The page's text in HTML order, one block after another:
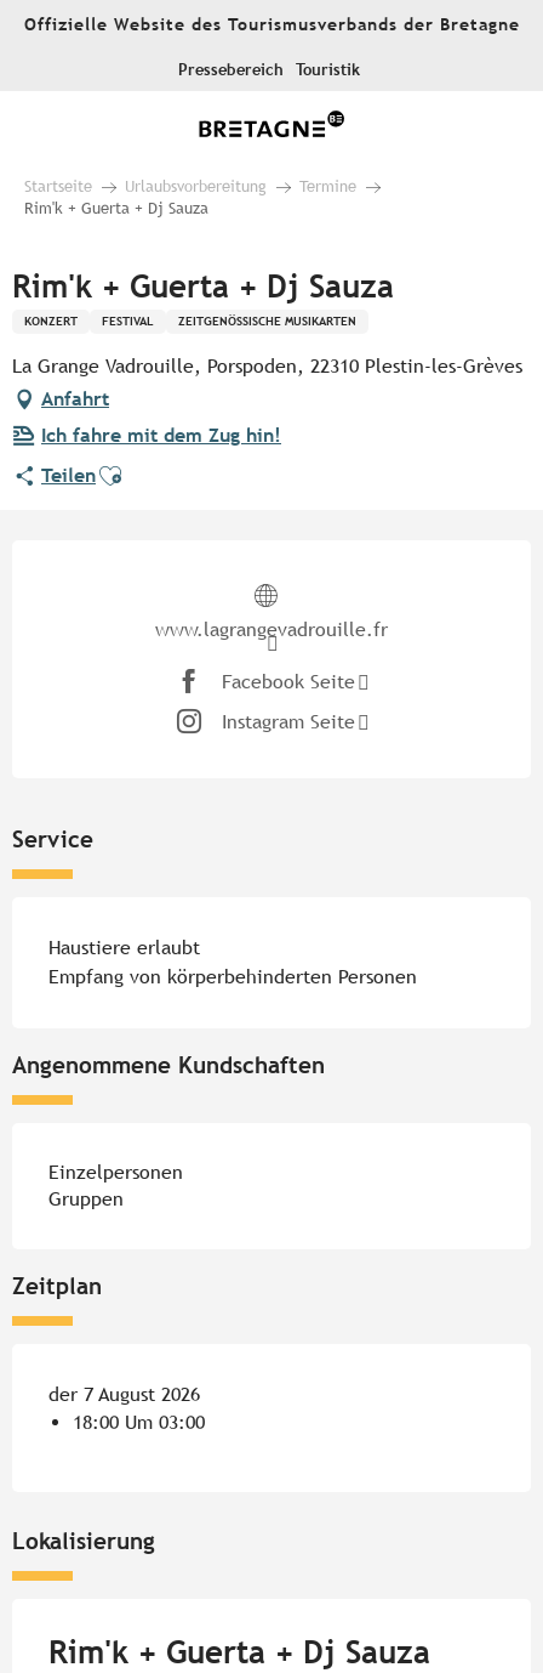
AllerOffizielle Website des Tourismusverbands der Bretagne
Pressebereich Touristik
Startseite Urlaubsvorbereitung
Termine
Rim'k + Guerta + Dj Sauza
Rim'k + Guerta + Dj Sauza
KONZERT FESTIVAL ZEITGENÖSSISCHE MUSIKARTEN
La Grange Vadrouille, Porspoden, 22310 Plestin-les-Grèves
Anfahrt
Ich fahre mit dem Zug hin!
TeilenAjouter aux favoris
www.lagrangevadrouille.fr
Facebook Seite
Instagram Seite
Service
Haustiere erlaubt
Empfang von körperbehinderten Personen
Angenommene Kundschaften
Einzelpersonen
Gruppen
Zeitplan
der 7 August 2026
18:00 Um 03:00
Lokalisierung
Rim'k + Guerta + Dj Sauza